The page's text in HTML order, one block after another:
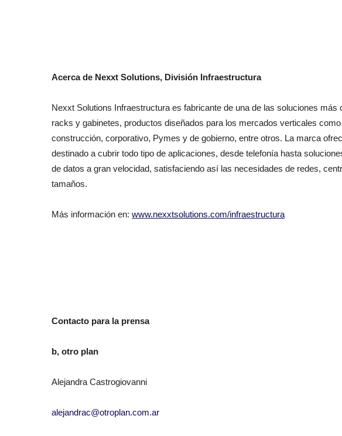
Acerca de Nexxt Solutions, División Infraestructura
Nexxt Solutions Infraestructura es fabricante de una de las soluciones más
racks y gabinetes, productos diseñados para los mercados verticales
construcción, corporativo, Pymes y de gobierno, entre otros. La marca
destinado a cubrir todo tipo de aplicaciones, desde telefonía hasta
de datos a gran velocidad, satisfaciendo así las necesidades de redes,
tamaños.
Más información en: www.nexxtsolutions.com/infraestructura
Contacto para la prensa
b, otro plan
Alejandra Castrogiovanni
alejandrac@otroplan.com.ar